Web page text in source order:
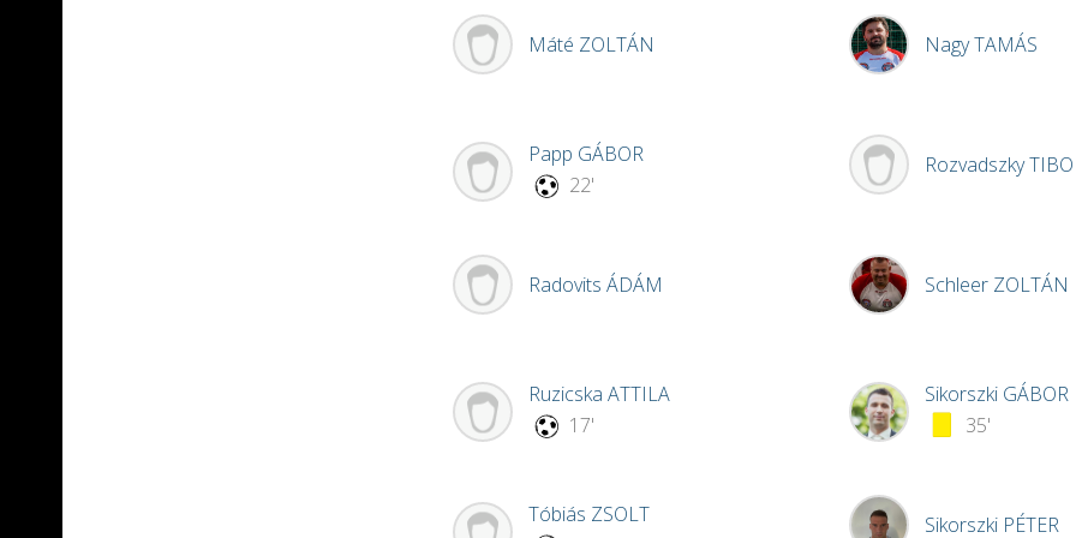
Máté ZOLTÁN
Papp GÁBOR
22'
Radovits ÁDÁM
Ruzicska ATTILA
17'
Tóbiás ZSOLT
NagyTAMÁS
Rozvadszky
Schleer ZOLTÁN
Sikorszki GÁBOR
35'
Sikorszki PÉTER